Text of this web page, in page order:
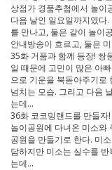
상점가 경품추첨에서 놀이
다음 날인 일요일까지였다
를 만나고, 둘은 같이 놀이
안내방송이 흐르고, 둘은
35화 거품과 함께 등장! 쌍
일 때문에 고민이 많은 아
으로 기운을 북돋아주기로
넘치는 모습. 그리고 다음
는데…
36화 코코밍랜드를 만들자!
놀이공원에 다녀온 미소와
공원을 만들기로 한다. 미
담하지만 미소는 실수를
는데…